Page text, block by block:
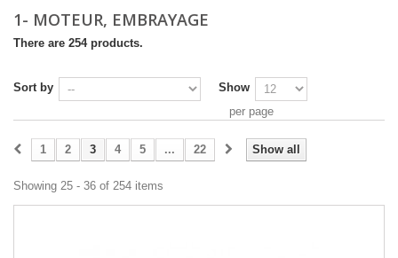
1- MOTEUR, EMBRAYAGE
There are 254 products.
Sort by
Show
per page
Show all
1 2 3 4 5 ... 22
Showing 25 - 36 of 254 items